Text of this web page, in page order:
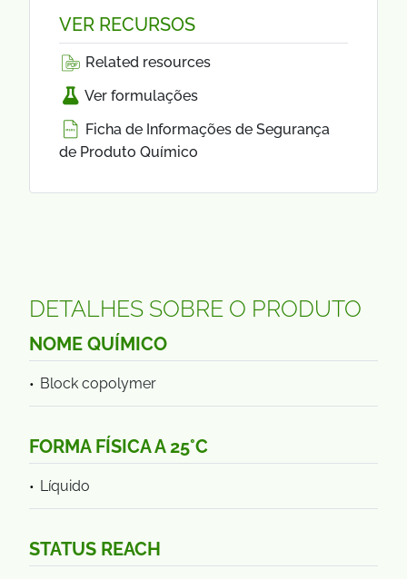
VER RECURSOS
Related resources
Ver formulações
Ficha de Informações de Segurança
de Produto Químico
DETALHES SOBRE O PRODUTO
NOME QUÍMICO
Block copolymer
FORMA FÍSICA A 25°C
Líquido
STATUS REACH